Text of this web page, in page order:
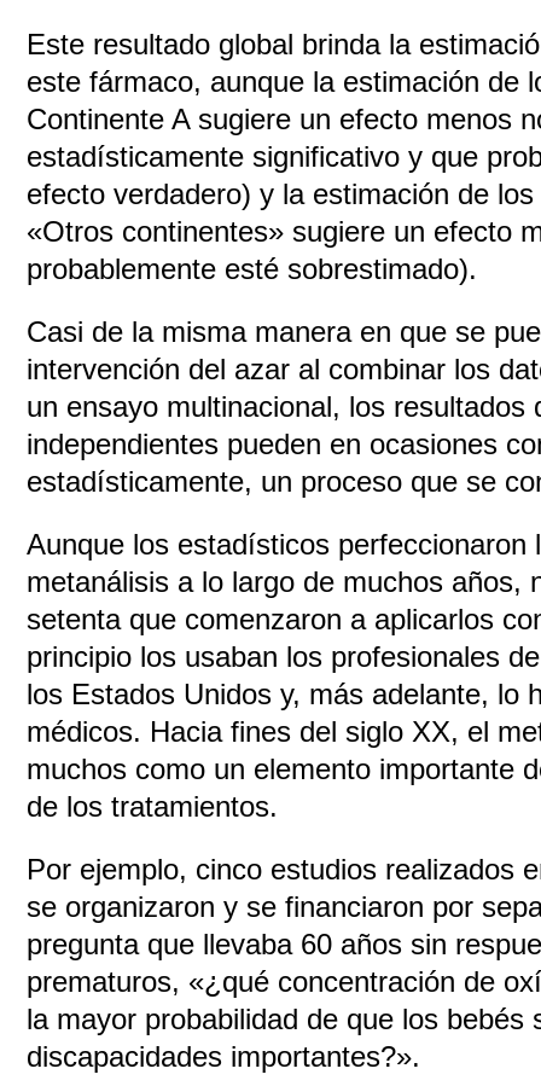
Este resultado global brinda la
este fármaco, aunque la estimación de
Continente A sugiere un efecto menos
estadísticamente significativo y que
efecto verdadero) y la estimación de
«Otros continentes» sugiere un efecto
probablemente esté sobrestimado).
Casi de la misma manera en que se
intervención del azar al combinar los
un ensayo multinacional, los resultados
independientes pueden en ocasiones
estadísticamente, un proceso que se
Aunque los estadísticos perfeccionaron
metanálisis a lo largo de muchos años,
setenta que comenzaron a aplicarlos
principio los usaban los profesionales
los Estados Unidos y, más adelante, lo
médicos. Hacia fines del siglo XX, el
muchos como un elemento importante
de los tratamientos.
Por ejemplo, cinco estudios realizados
se organizaron y se financiaron por
pregunta que llevaba 60 años sin
prematuros, «¿qué concentración de
la mayor probabilidad de que los bebés
discapacidades importantes?».